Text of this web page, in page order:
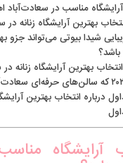
مناسب در سعادت‌آباد
بهترین آرایشگاه زنانه در
شیدا بیوتی می‌تواند جزو
بهترین آرایشگاه زنانه در
درباره انتخاب بهترین
آرایشگاه